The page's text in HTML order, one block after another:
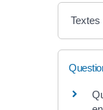
Textes